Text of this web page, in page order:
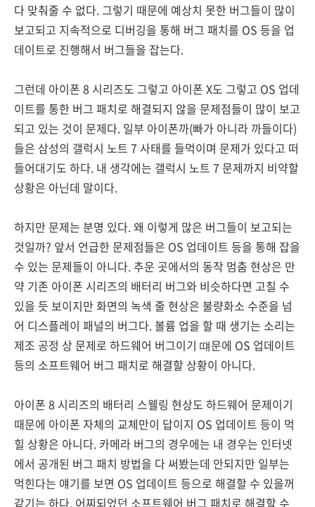
다 맞춰줄 수 없다. 그렇기 때문에 예상치 못한 버그들이 많이
보고되고 지속적으로 디버깅을 통해 버그 패치를 OS 등을 업
데이트로 진행해서 버그들을 잡는다.
그런데 아이폰 8 시리즈도 그렇고 아이폰 X도 그렇고 OS 업데
이트를 통한 버그 패치로 해결되지 않을 문제점들이 많이 보고
되고 있는 것이 문제다. 일부 아이폰까(빠가 아니라 까들이다)
들은 삼성의 갤럭시 노트 7 사태를 들먹이며 문제가 있다고 떠
들어대기도 하다. 내 생각에는 갤럭시 노트 7 문제까지 비약할
상황은 아닌데 말이다.
하지만 문제는 분명 있다. 왜 이렇게 많은 버그들이 보고되는
것일까? 앞서 언급한 문제점들은 OS 업데이트 등을 통해 잡을
수 있는 문제들이 아니다. 추운 곳에서의 동작 멈춤 현상은 만
약 기존 아이폰 시리즈의 배터리 버그와 비슷하다면 고칠 수
있을 듯 보이지만 화면의 녹색 줄 현상은 불량화소 수준을 넘
어 디스플레이 패널의 버그다. 볼륨 업을 할 때 생기는 소리는
제조 공정 상 문제로 하드웨어 버그이기 떄문에 OS 업데이트
등의 소프트웨어 버그 패치로 해결할 상황이 아니다.
아이폰 8 시리즈의 배터리 스웰링 현상도 하드웨어 문제이기
때문에 아이폰 자체의 교체만이 답이지 OS 업데이트 등이 먹
힐 상황은 아니다. 카메라 버그의 경우에는 내 경우는 인터넷
에서 공개된 버그 패치 방법을 다 써봤는데 안되지만 일부는
먹힌다는 얘기를 보면 OS 업데이트 등으로 해결할 수 있을꺼
같기는 하다. 어찌되었던 소프트웨어 버그 패치로 해결할 수